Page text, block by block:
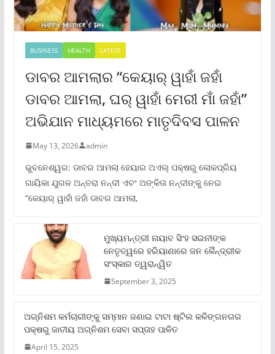
BUSINESS HEALTH LATEST
ଡାବର ଆମଲାର “କେୟାର୍ ୱାହାଁ ଜହାଁ
ଡାବର ଆମଲା, ଘର୍ ୱାହାଁ ମେରୀ ମାଁ ଜହାଁ”
ଅଭିଯାନ ମାଧ୍ୟମରେ ମାତୃଦିବସ ପାଳନ
May 13, 2026 admin
ଭୁବନେଶ୍ୱର: ଡାବର ଆମଲା ହେୟାର ଅଏଲ୍ ପକ୍ଷରୁ ଲୋକପ୍ରିୟ
ଗାୟିକା ଯୁଗଳ ଅନ୍ତରା ନନ୍ଦୀ ଏବଂ ଅଙ୍କିତା ନନ୍ଦୀଙ୍କୁ ନେଇ
“କେୟାର୍ ୱାହାଁ ଜହାଁ ଡାବର ଆମଲା,
ମୁଖ୍ୟମନ୍ତ୍ରୀ ନାୟାବ ସିଂହ ସଇନୀଙ୍କ
ନେତୃତ୍ୱରେ ହରିୟାଣାରେ ଜନ କୈନ୍ଦ୍ରୀକ
ସଂସ୍କାର ତ୍ୱରାନ୍ୱିତ
September 3, 2025
ଅଗ୍ନିଶମ କର୍ମଚାରୀଙ୍କୁ ସମ୍ମାନ ଜଣାଇ ଟାଟା ଷ୍ଟିଲ କଳିଙ୍ଗନଗର
ପକ୍ଷରୁ ଜାତୀୟ ଅଗ୍ନିଶମ ସେବା ସପ୍ତାହ ପାଳିତ
April 15, 2025